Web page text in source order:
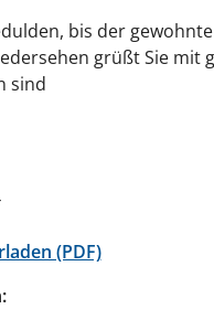
bis der
grüßt Sie mit
sind
(PDF)